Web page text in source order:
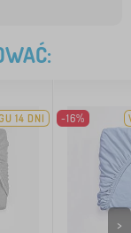
14 DNI -16%
>